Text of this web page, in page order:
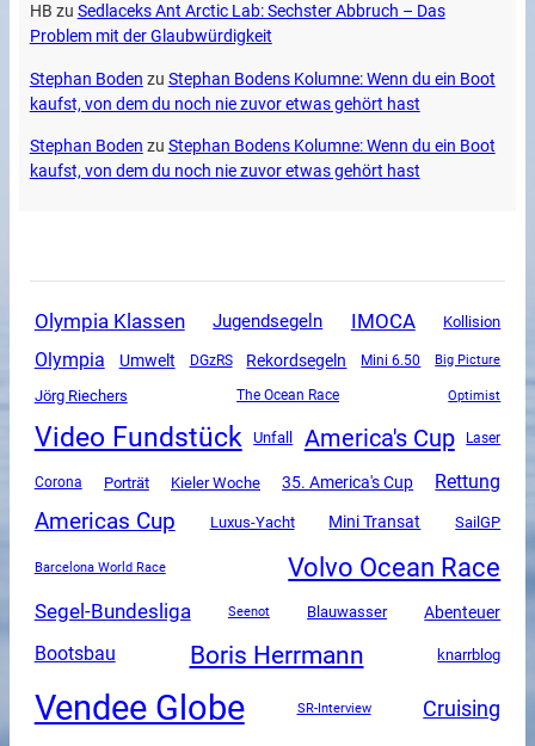
HB zu Sedlaceks Ant Arctic Lab: Sechster Abbruch – Das
Problem mit der Glaubwürdigkeit
Stephan Boden zu Stephan Bodens Kolumne: Wenn du ein Boot
kaufst, von dem du noch nie zuvor etwas gehört hast
Stephan Boden zu Stephan Bodens Kolumne: Wenn du ein Boot
kaufst, von dem du noch nie zuvor etwas gehört hast
Olympia Klassen Jugendsegeln IMOCA Kollision
Olympia Umwelt DGzRS Rekordsegeln Mini 6.50 Big Picture
Jörg Riechers The Ocean Race Optimist
Video Fundstück Unfall America's Cup Laser
Corona Porträt Kieler Woche 35. America's Cup Rettung
Americas Cup Luxus-Yacht Mini Transat SailGP
Barcelona World Race Volvo Ocean Race
Segel-Bundesliga Seenot Blauwasser Abenteuer
Bootsbau Boris Herrmann knarrblog
Vendee Globe SR-Interview Cruising